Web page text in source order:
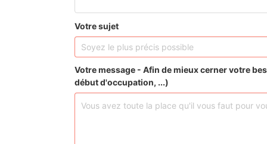
Votre sujet
Votre message - Afin de mieux cerner votre
début d'occupation, ...)